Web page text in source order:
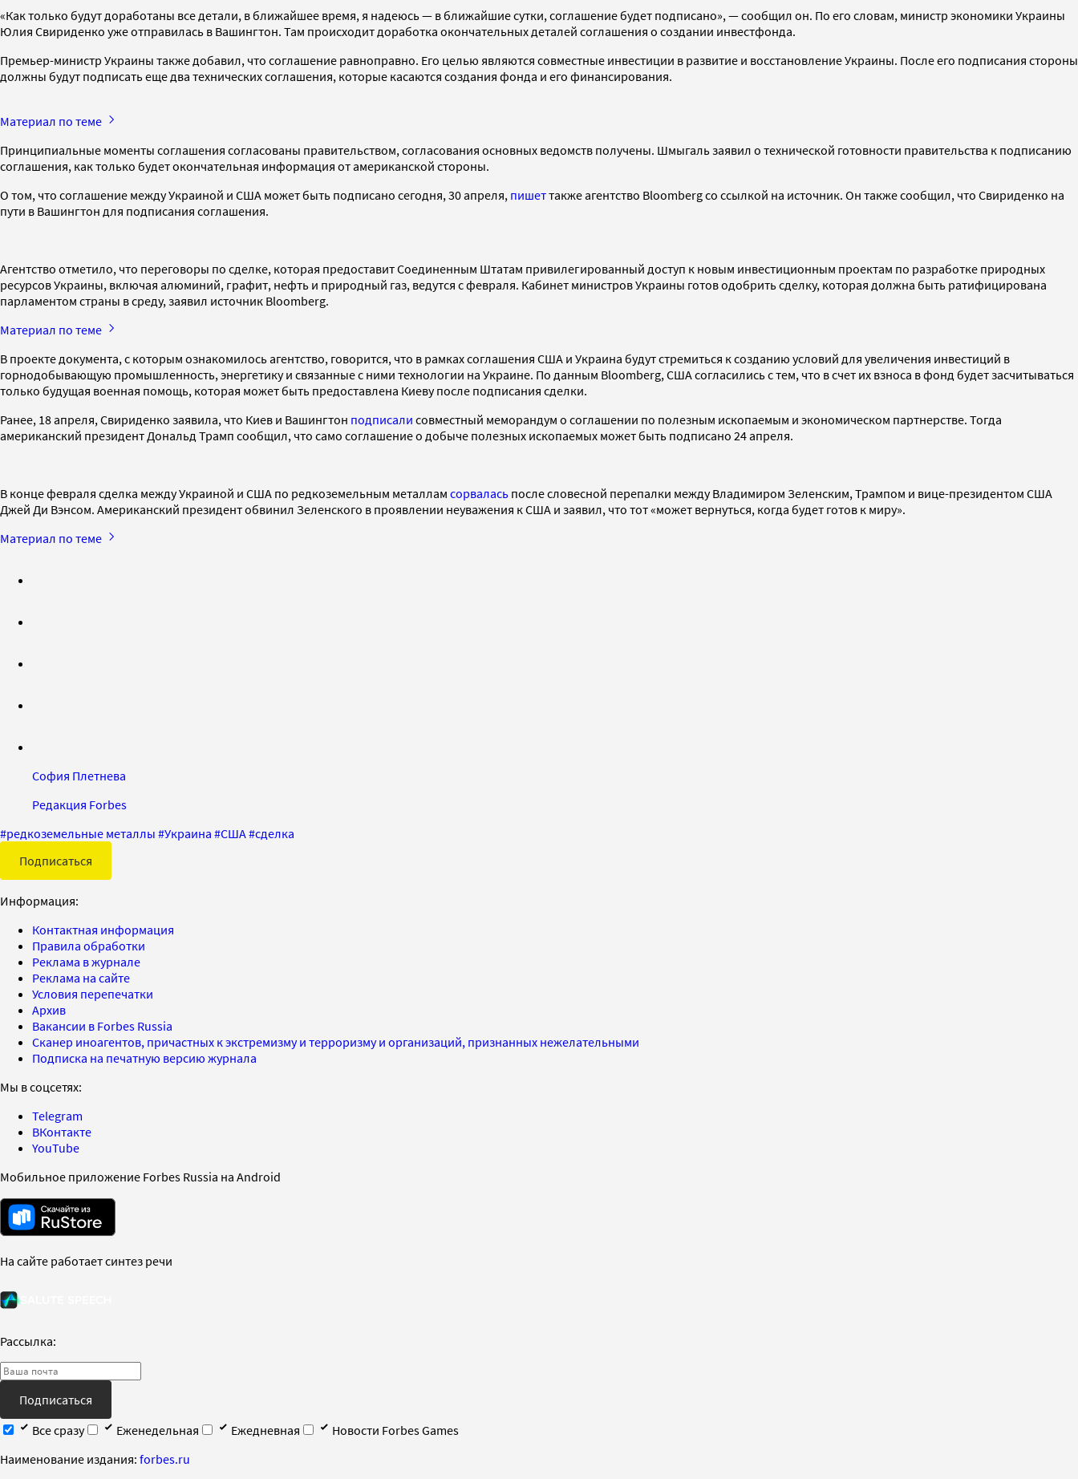
«Как только будут доработаны все детали, в ближайшее время, я надеюсь — в ближайшие сутки, соглашение будет подписано», — сообщил он. По его словам, министр экономики Украины
Юлия Свириденко уже отправилась в Вашингтон. Там происходит доработка окончательных деталей соглашения о создании инвестфонда.
Премьер-министр Украины также добавил, что соглашение равноправно. Его целью являются совместные инвестиции в развитие и восстановление Украины. После его подписания стороны
должны будут подписать еще два технических соглашения, которые касаются создания фонда и его финансирования.
Материал по теме
Принципиальные моменты соглашения согласованы правительством, согласования основных ведомств получены. Шмыгаль заявил о технической готовности правительства к подписанию
соглашения, как только будет окончательная информация от американской стороны.
О том, что соглашение между Украиной и США может быть подписано сегодня, 30 апреля, пишеттакже агентство Bloomberg со ссылкой на источник. Он также сообщил, что Свириденко на
пути в Вашингтон для подписания соглашения.
Агентство отметило, что переговоры по сделке, которая предоставит Соединенным Штатам привилегированный доступ к новым инвестиционным проектам по разработке природных
ресурсов Украины, включая алюминий, графит, нефть и природный газ, ведутся с февраля. Кабинет министров Украины готов одобрить сделку, которая должна быть ратифицирована
парламентом страны в среду, заявил источник Bloomberg.
Материал по теме
В проекте документа, с которым ознакомилось агентство, говорится, что в рамках соглашения США и Украина будут стремиться к созданию условий для увеличения инвестиций в
горнодобывающую промышленность, энергетику и связанные с ними технологии на Украине. По данным Bloomberg, США согласились с тем, что в счет их взноса в фонд будет засчитываться
только будущая военная помощь, которая может быть предоставлена Киеву после подписания сделки.
Ранее, 18 апреля, Свириденко заявила, что Киев и Вашингтон подписали совместный меморандум о соглашении по полезным ископаемым и экономическом партнерстве. Тогда
американский президент Дональд Трамп сообщил, что само соглашение о добыче полезных ископаемых может быть подписано 24 апреля.
В конце февраля сделка между Украиной и США по редкоземельным металлам сорвалась после словесной перепалки между Владимиром Зеленским, Трампом и вице-президентом США
Джей Ди Вэнсом. Американский президент обвинил Зеленского в проявлении неуважения к США и заявил, что тот «может вернуться, когда будет готов к миру».
Материал по теме
София Плетнева
Редакция Forbes
#редкоземельные металлы #Украина #США#сделка
Подписаться
Информация:
Контактная информация
Правила обработки
Реклама в журнале
Реклама на сайте
Условия перепечатки
Архив
Вакансии в Forbes Russia
Сканер иноагентов, причастных к экстремизму и терроризму и организаций, признанных нежелательными
Подписка на печатную версию журнала
Мы в соцсетях:
Telegram
ВКонтакте
YouTube
Мобильное приложение Forbes Russia на Android
На сайте работает синтез речи
Рассылка:
Подписаться
Все сразу
Еженедельная Ежедневная
Новости Forbes Games
Наименование издания: forbes.ru